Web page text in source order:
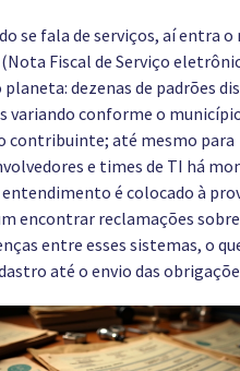
se fala de serviços, aí entra o
(Nota Fiscal de Serviço
dezenas de padrões
variando conforme o
contribuinte; até mesmo para
e times de TI há
entendimento é colocado à
encontrar reclamações
entre esses sistemas, o
até o envio das